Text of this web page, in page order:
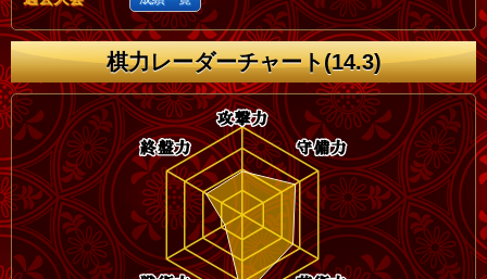
棋力レーダーチャート(14.3)